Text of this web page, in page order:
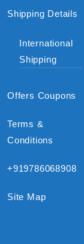
Shipping Details
International
Shipping
Offers Coupons
Terms &
Conditions
+919786068908
Site Map